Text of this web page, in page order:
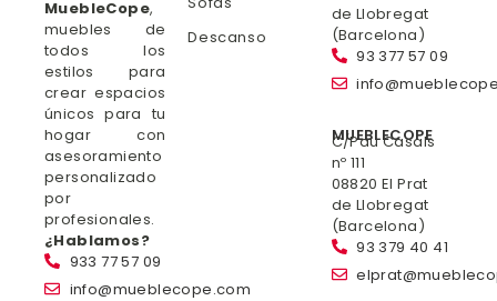
MuebleCope,
muebles de
todos los
estilos para
crear espacios
únicos para tu
hogar con
asesoramiento
personalizado
por
profesionales.
¿Hablamos?
933 77 57 09
info@mueblecope.com
Descanso
de Llobregat
(Barcelona)
93 377 57 09
MUEBLECOPE
C/Pau Casals
nº 111
08820 El Prat
de Llobregat
(Barcelona)
93 379 40 41